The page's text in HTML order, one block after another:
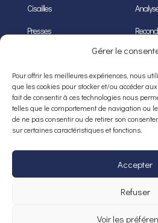
Gérer le
Pour offrir les meilleures expériences, nous
que les cookies pour stocker et/ou accéder
fait de consentir à ces technologies nous
telles que le comportement de navigation ou
de ne pas consentir ou de retirer son
sur certaines caractéristiques et fonctions.
Accepter
Refuser
Voir les
Cisailles
Presses
COORDONNÉES
36 rue Paul Cézanne,
68200 Mulhouse
0389 433 630
Lun – Ven : 09:00 – 18:00